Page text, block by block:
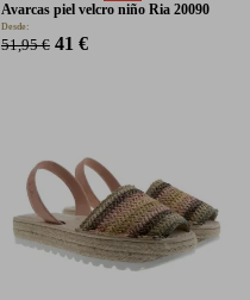
Avarcas piel velcro niño Ria 20090
Desde:
51,95 € 41 €